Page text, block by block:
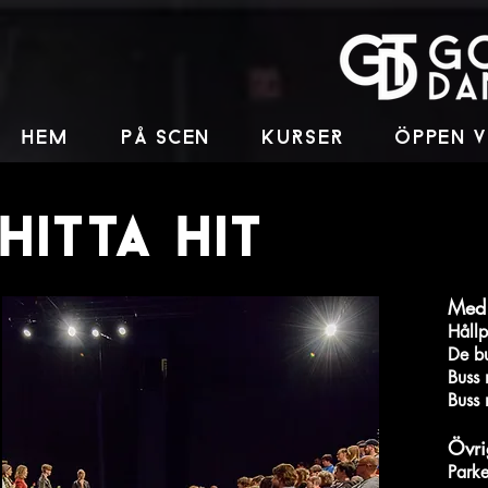
HEM PÅ SCEN KUrSEr ÖPPEN
HITTA HIT
De